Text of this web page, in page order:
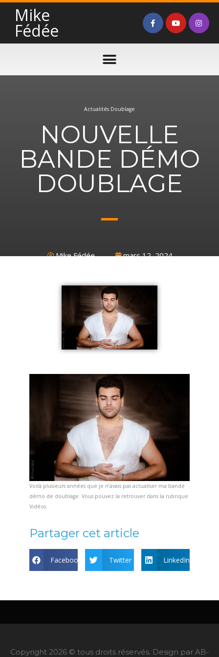
Mike
Fédée
Actualités Doublage
NOUVELLE
BANDE DÉMO
DOUBLAGE
Mike Fédée mars 12, 2024
Voilà plusieurs années que je n’avais pas actualiser ma bande
démo de doublage. Vous pouvez la retrouver dans la rubrique
Vidéos.
Partager cet article
Facebook Twitter LinkedIn
Copyright 2026 © tous droits réservés. Design par AB-